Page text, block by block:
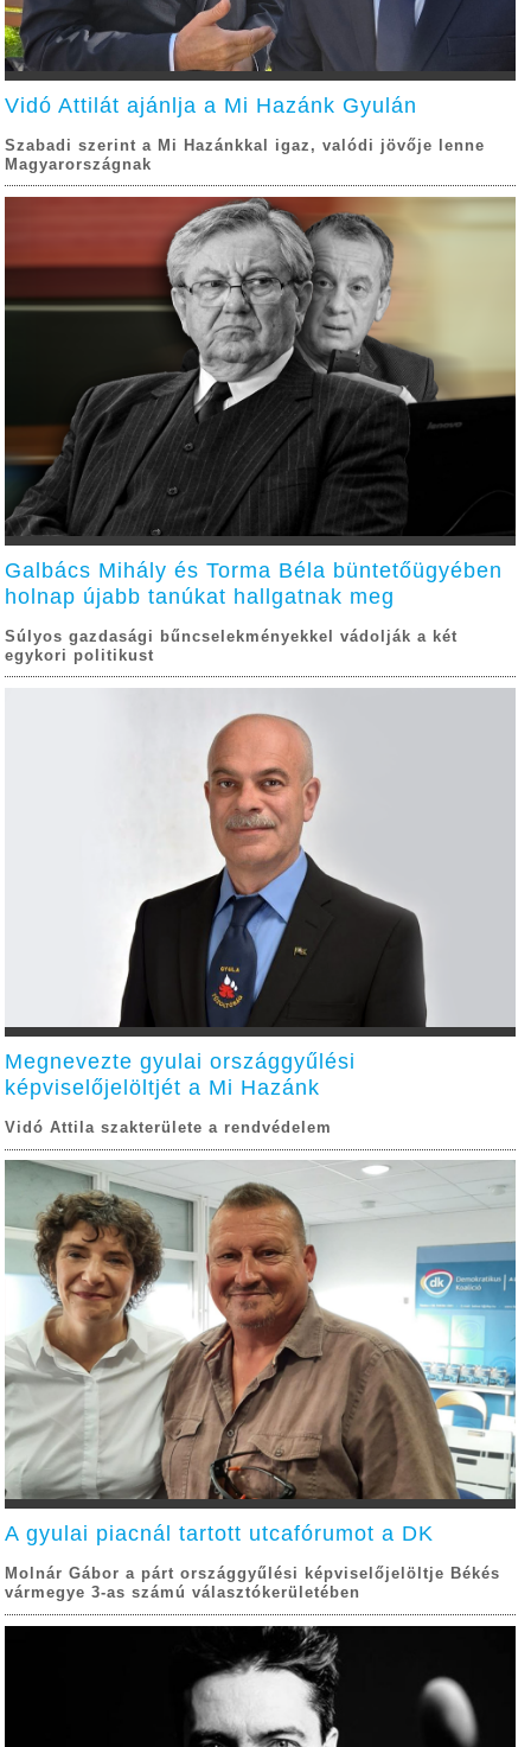
Vidó Attilát ajánlja a Mi Hazánk Gyulán
Szabadi szerint a Mi Hazánkkal igaz, valódi jövője lenne
Magyarországnak
Galbács Mihály és Torma Béla büntetőügyében
holnap újabb tanúkat hallgatnak meg
Súlyos gazdasági bűncselekményekkel vádolják a két
egykori politikust
Megnevezte gyulai országgyűlési
képviselőjelöltjét a Mi Hazánk
Vidó Attila szakterülete a rendvédelem
A gyulai piacnál tartott utcafórumot a DK
Molnár Gábor a párt országgyűlési képviselőjelöltje Békés
vármegye 3-as számú választókerületében